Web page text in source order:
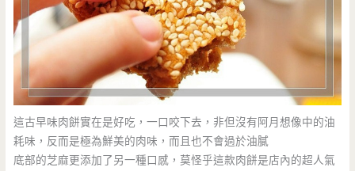
這古早味肉餅實在是好吃，一口咬下去，非但沒有阿月想像中的油
耗味，反而是極為鮮美的肉味，而且也不會過於油膩
底部的芝麻更添加了另一種口感，莫怪乎這款肉餅是店內的超人氣